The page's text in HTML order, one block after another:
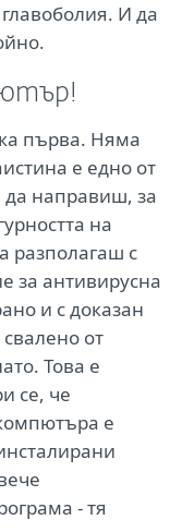
И да
първа. Няма
е едно от
да направиш, за
на
разполагаш с
за антивирусна
и с доказан
от
Това е
се, че
е
- тя